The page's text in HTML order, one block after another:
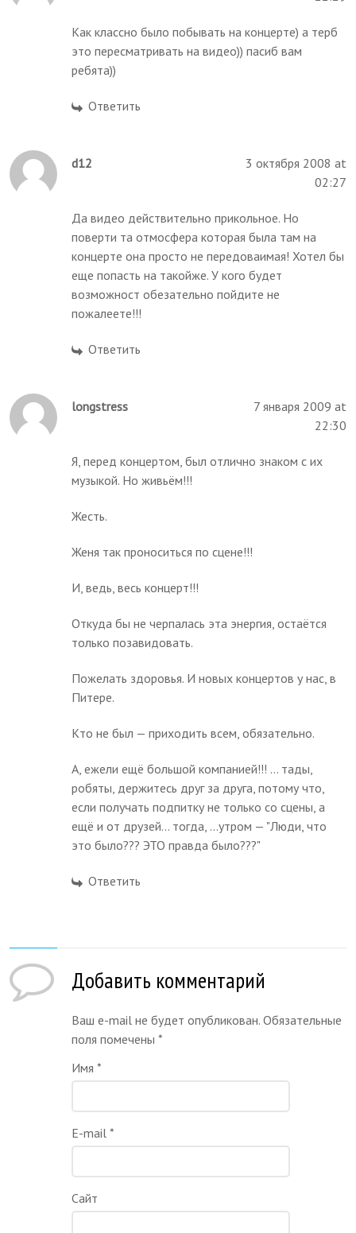
Как классно было побывать на концерте) а терб
это пересматривать на видео)) пасиб вам
ребята))
Ответить
d12
3 октября 2008 at
02:27
Да видео действительно прикольное. Но
поверти та отмосфера которая была там на
концерте она просто не передоваимая! Хотел бы
еще попасть на такойже. У кого будет
возможност обезательно пойдите не
пожалеете!!!
Ответить
longstress
7 января 2009 at
22:30
Я, перед концертом, был отлично знаком с их
музыкой. Но живьём!!!
Жесть.
Женя так проноситься по сцене!!!
И, ведь, весь концерт!!!
Откуда бы не черпалась эта энергия, остаётся
только позавидовать.
Пожелать здоровья. И новых концертов у нас, в
Питере.
Кто не был — приходить всем, обязательно.
А, ежели ещё большой компанией!!! ... тады,
робяты, держитесь друг за друга, потому что,
если получать подпитку не только со сцены, а
ещё и от друзей... тогда, ...утром — "Люди, что
это было??? ЭТО правда было???"
Ответить
Добавить комментарий
Ваш e-mail не будет опубликован. Обязательные
поля помечены*
Имя*
E-mail*
Сайт